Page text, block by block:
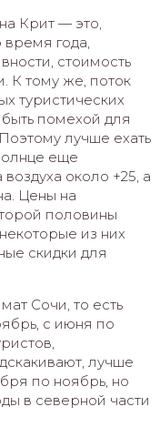
Крит — это,
время года,
стоимость
К тому же, поток
туристических
помехой для
лучше ехать
еще
около +25, а
Цены на
половины
из них
скидки для
Сочи, то есть
с июня по
лучше
по ноябрь, но
в северной части